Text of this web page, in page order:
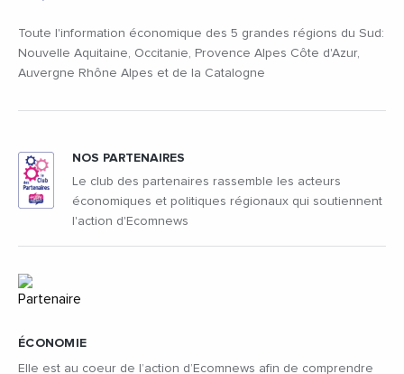
Toute l'information économique des 5 grandes régions du Sud:
Nouvelle Aquitaine, Occitanie, Provence Alpes Côte d'Azur,
Auvergne Rhône Alpes et de la Catalogne
ÉCONOMIE
Elle est au coeur de l’action d’Ecomnews afin de comprendre
NOS PARTENAIRES
Le club des partenaires rassemble les acteurs
économiques et politiques régionaux qui soutiennent
l'action d'Ecomnews